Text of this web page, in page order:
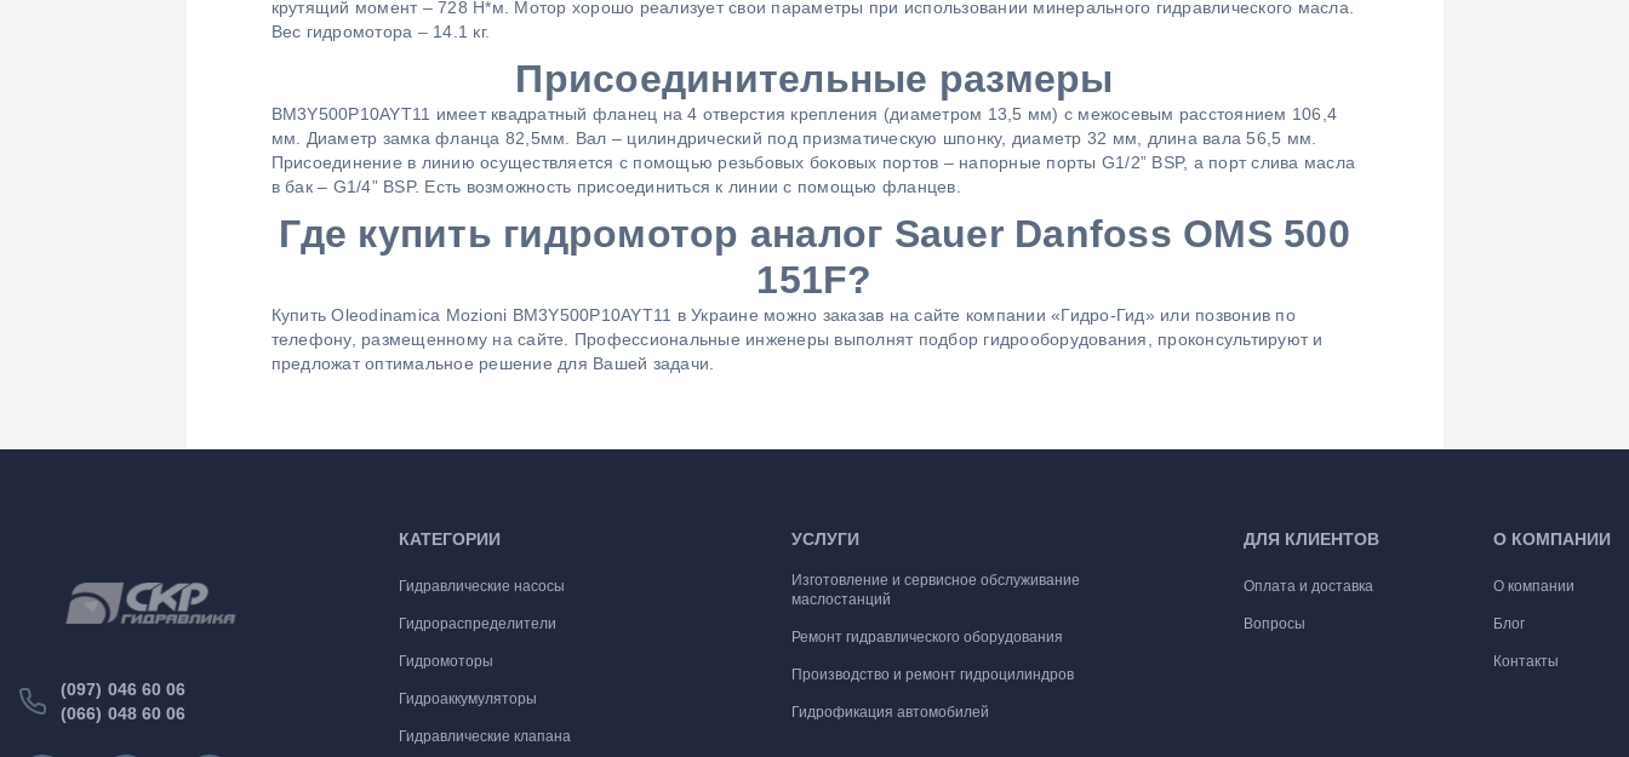
крутящий момент – 728 Н*м. Мотор хорошо реализует свои параметры при использовании минерального гидравлического масла.
Вес гидромотора – 14.1 кг.
Присоединительные размеры
BM3Y500P10AYT11 имеет квадратный фланец на 4 отверстия крепления (диаметром 13,5 мм) с межосевым расстоянием 106,4
мм. Диаметр замка фланца 82,5мм. Вал – цилиндрический под призматическую шпонку, диаметр 32 мм, длина вала 56,5 мм.
Присоединение в линию осуществляется с помощью резьбовых боковых портов – напорные порты G1/2” BSP, а порт слива масла
в бак – G1/4” BSP. Есть возможность присоединиться к линии с помощью фланцев.
Где купить гидромотор аналог Sauer Danfoss OMS 500
151F?
Купить Oleodinamica Mozioni BM3Y500P10AYT11 в Украине можно заказав на сайте компании «Гидро-Гид» или позвонив по
телефону, размещенному на сайте. Профессиональные инженеры выполнят подбор гидрооборудования, проконсультируют и
предложат оптимальное решение для Вашей задачи.
(097) 046 60 06
(066) 048 60 06
КАТЕГОРИИ
Гидравлические насосы
Гидрораспределители
Гидромоторы
Гидроаккумуляторы
Гидравлические клапана
УСЛУГИ
Изготовление и сервисное обслуживание
маслостанций
Ремонт гидравлического оборудования
Производство и ремонт гидроцилиндров
Гидрофикация автомобилей
ДЛЯ КЛИЕНТОВ
Оплата и доставка
Вопросы
О КОМПАНИИ
О компании
Блог
Контакты